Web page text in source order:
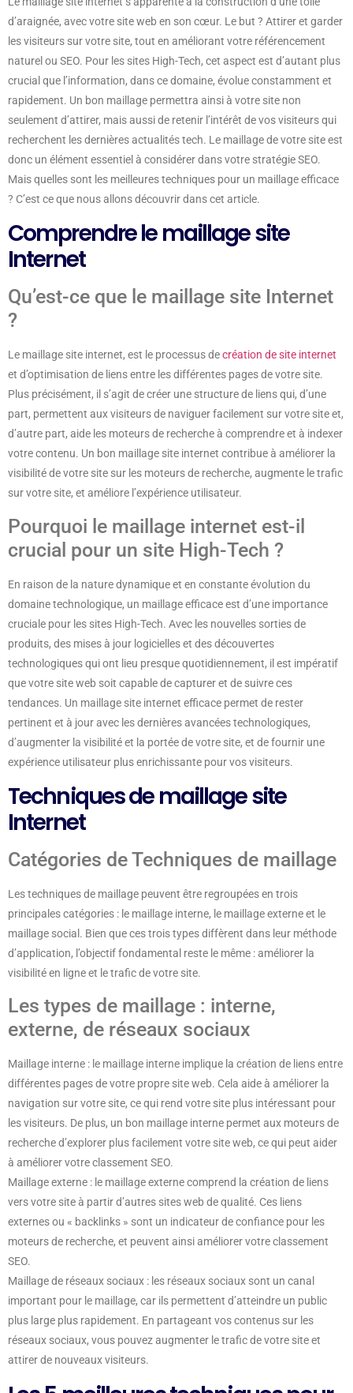
d’araignée, avec votre site web en son cœur. Le but ? Attirer et garder
les visiteurs sur votre site, tout en améliorant votre référencement
naturel ou SEO. Pour les sites High-Tech, cet aspect est d’autant plus
crucial que l’information, dans ce domaine, évolue constamment et
rapidement. Un bon maillage permettra ainsi à votre site non
seulement d’attirer, mais aussi de retenir l’intérêt de vos visiteurs qui
recherchent les dernières actualités tech. Le maillage de votre site est
donc un élément essentiel à considérer dans votre stratégie SEO.
Mais quelles sont les meilleures techniques pour un maillage efficace
? C’est ce que nous allons découvrir dans cet article.
Comprendre le maillage site
Internet
Qu’est-ce que le maillage site Internet
?
Le maillage site internet, est le processus decréation de site internet
et d’optimisation de liens entre les différentes pages de votre site.
Plus précisément, il s’agit de créer une structure de liens qui, d’une
part, permettent aux visiteurs de naviguer facilement sur votre site et,
d’autre part, aide les moteurs de recherche à comprendre et à indexer
votre contenu. Un bon maillage site internet contribue à améliorer la
visibilité de votre site sur les moteurs de recherche, augmente le trafic
sur votre site, et améliore l’expérience utilisateur.
Pourquoi le maillage internet est-il
crucial pour un site High-Tech ?
En raison de la nature dynamique et en constante évolution du
domaine technologique, un maillage efficace est d’une importance
cruciale pour les sites High-Tech. Avec les nouvelles sorties de
produits, des mises à jour logicielles et des découvertes
technologiques qui ont lieu presque quotidiennement, il est impératif
que votre site web soit capable de capturer et de suivre ces
tendances. Un maillage site internet efficace permet de rester
pertinent et à jour avec les dernières avancées technologiques,
d’augmenter la visibilité et la portée de votre site, et de fournir une
expérience utilisateur plus enrichissante pour vos visiteurs.
Techniques de maillage site
Internet
Catégories de Techniques de maillage
Les techniques de maillage peuvent être regroupées en trois
principales catégories : le maillage interne, le maillage externe et le
maillage social. Bien que ces trois types diffèrent dans leur méthode
d’application, l’objectif fondamental reste le même : améliorer la
visibilité en ligne et le trafic de votre site.
Les types de maillage : interne,
externe, de réseaux sociaux
Maillage interne : le maillage interne implique la création de liens entre
différentes pages de votre propre site web. Cela aide à améliorer la
navigation sur votre site, ce qui rend votre site plus intéressant pour
les visiteurs. De plus, un bon maillage interne permet aux moteurs de
recherche d’explorer plus facilement votre site web, ce qui peut aider
à améliorer votre classement SEO.
Maillage externe : le maillage externe comprend la création de liens
vers votre site à partir d’autres sites web de qualité. Ces liens
externes ou « backlinks » sont un indicateur de confiance pour les
moteurs de recherche, et peuvent ainsi améliorer votre classement
SEO.
Maillage de réseaux sociaux : les réseaux sociaux sont un canal
important pour le maillage, car ils permettent d’atteindre un public
plus large plus rapidement. En partageant vos contenus sur les
réseaux sociaux, vous pouvez augmenter le trafic de votre site et
attirer de nouveaux visiteurs.